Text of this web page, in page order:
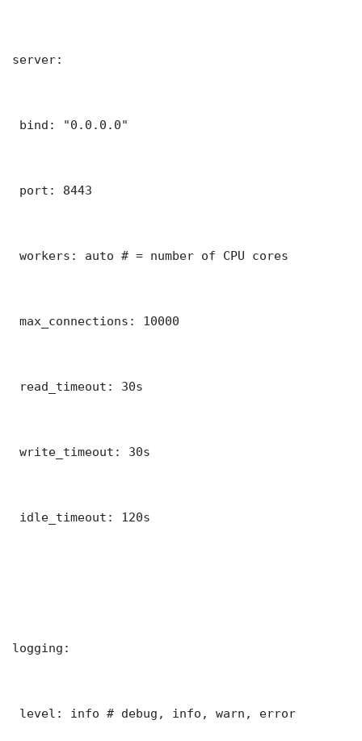
server:
bind: "0.0.0.0"
port: 8443
workers: auto # = number of CPU cores
max_connections: 10000
read_timeout: 30s
write_timeout: 30s
idle_timeout: 120s
logging:
level: info # debug, info, warn, error